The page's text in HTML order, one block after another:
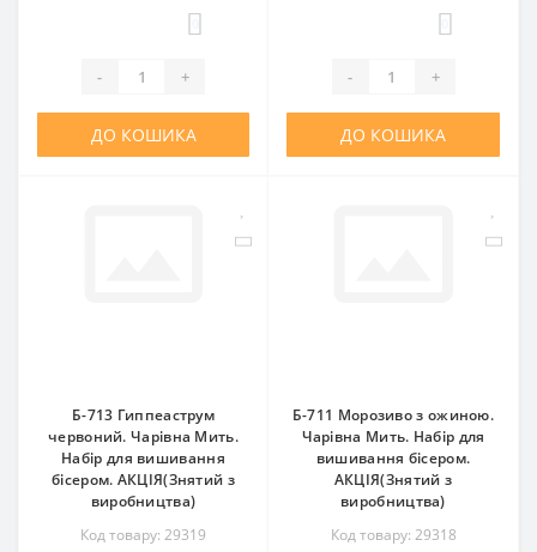
- +
ДО КОШИКА
- +
ДО КОШИКА
Б-713 Гиппеаструм
червоний. Чарівна Мить.
Набір для вишивання
бісером. АКЦІЯ(Знятий з
виробництва)
Код товару: 29319
Б-711 Морозиво з ожиною.
Чарівна Мить. Набір для
вишивання бісером.
АКЦІЯ(Знятий з
виробництва)
Код товару: 29318